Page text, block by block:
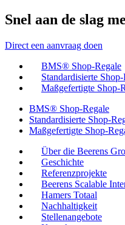
Snel aan de slag
Direct een aanvraag doen
BMS® Shop-Regale
Standardisierte
Maßgefertigte Shop-
BMS® Shop-Regale
Standardisierte Shop-
Maßgefertigte Shop-
Über die Beerens
Geschichte
Referenzprojekte
Beerens Scalable
Hamers Totaal
Nachhaltigkeit
Stellenangebote